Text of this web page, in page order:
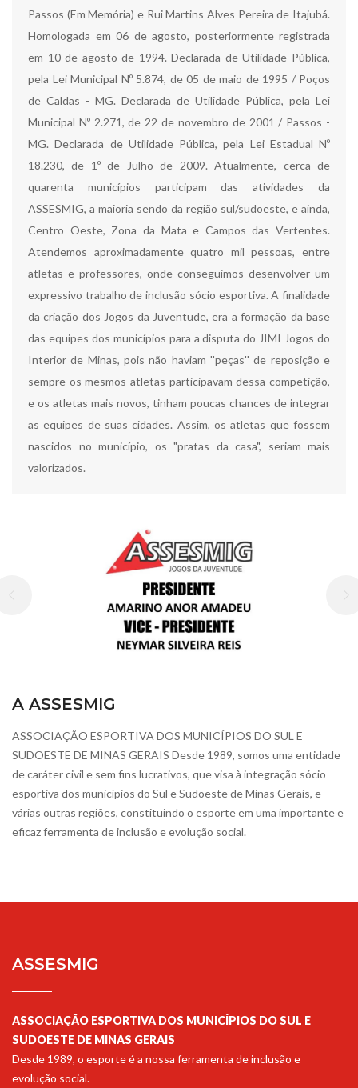
Passos (Em Memória) e Rui Martins Alves Pereira de Itajubá.
Homologada em 06 de agosto, posteriormente registrada
em 10 de agosto de 1994. Declarada de Utilidade Pública,
pela Lei Municipal Nº 5.874, de 05 de maio de 1995 / Poços
de Caldas - MG. Declarada de Utilidade Pública, pela Lei
Municipal Nº 2.271, de 22 de novembro de 2001 / Passos -
MG. Declarada de Utilidade Pública, pela Lei Estadual Nº
18.230, de 1º de Julho de 2009. Atualmente, cerca de
quarenta municípios participam das atividades da
ASSESMIG, a maioria sendo da região sul/sudoeste, e ainda,
Centro Oeste, Zona da Mata e Campos das Vertentes.
Atendemos aproximadamente quatro mil pessoas, entre
atletas e professores, onde conseguimos desenvolver um
expressivo trabalho de inclusão sócio esportiva. A finalidade
da criação dos Jogos da Juventude, era a formação da base
das equipes dos municípios para a disputa do JIMI Jogos do
Interior de Minas, pois não haviam ''peças'' de reposição e
sempre os mesmos atletas participavam dessa competição,
e os atletas mais novos, tinham poucas chances de integrar
as equipes de suas cidades. Assim, os atletas que fossem
nascidos no município, os "pratas da casa", seriam mais
valorizados.
A ASSESMIG
ASSOCIAÇÃO ESPORTIVA DOS MUNICÍPIOS DO SUL E
SUDOESTE DE MINAS GERAIS Desde 1989, somos uma entidade
de caráter civil e sem fins lucrativos, que visa à integração sócio
esportiva dos municípios do Sul e Sudoeste de Minas Gerais, e
várias outras regiões, constituindo o esporte em uma importante e
eficaz ferramenta de inclusão e evolução social.
ASSESMIG
ASSOCIAÇÃO ESPORTIVA DOS MUNICÍPIOS DO SUL E
SUDOESTE DE MINAS GERAIS
Desde 1989, o esporte é a nossa ferramenta de inclusão e
evolução social.